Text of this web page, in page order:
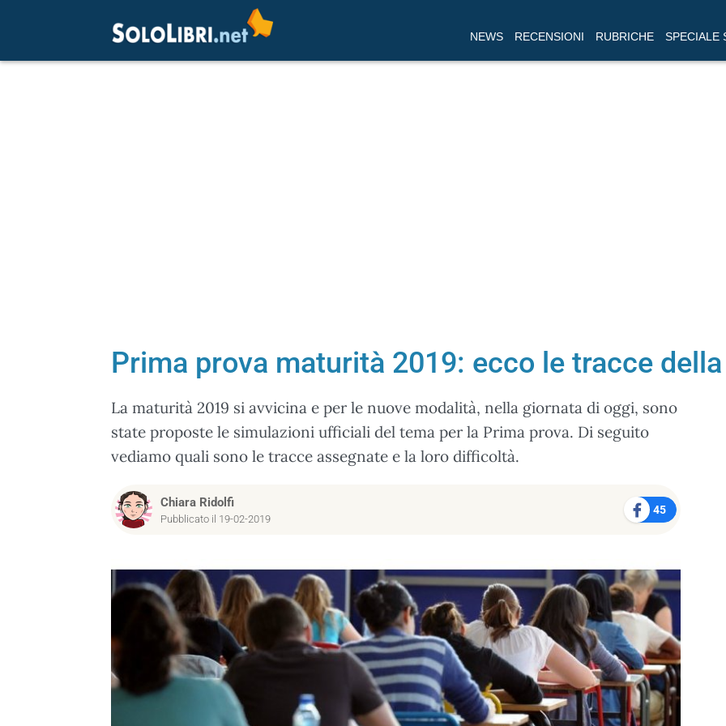
NEWS RECENSIONI RUBRICHE SPECIALE
Prima prova maturità 2019: ecco le tracce
La maturità 2019 si avvicina e per le nuove modalità, nella giornata di oggi, sono
state proposte le simulazioni ufficiali del tema per la Prima prova. Di seguito
vediamo quali sono le tracce assegnate e la loro difficoltà.
Chiara Ridolfi
Pubblicato il 19-02-2019
45